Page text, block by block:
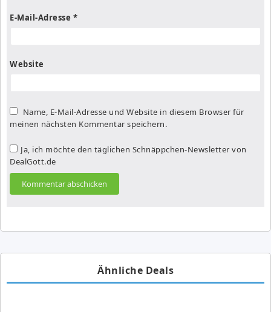
E-Mail-Adresse *
Website
Name, E-Mail-Adresse und Website in diesem Browser für
meinen nächsten Kommentar speichern.
Ja, ich möchte den täglichen Schnäppchen-Newsletter von
DealGott.de
Ähnliche Deals